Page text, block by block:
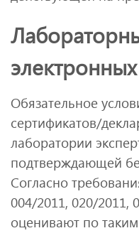
Обязательное
сертификатов/
лаборатории
подтверждающей
Согласно
004/2011, 020/2011,
оценивают по